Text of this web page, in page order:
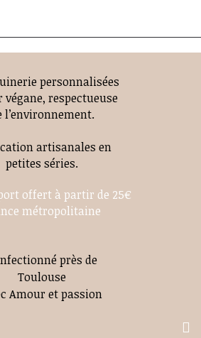
personnalisées
végane, respectueuse
l’environnement.
artisanales en
petites séries.
offert à partir de 25€
métropolitaine
près de
Toulouse
Amour et passion